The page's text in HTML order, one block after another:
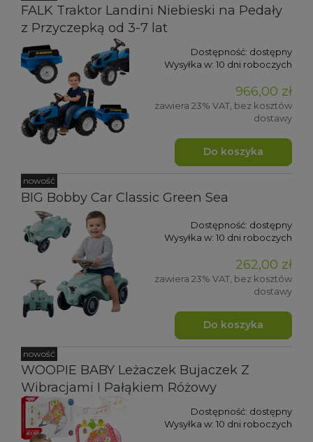
FALK Traktor Landini Niebieski na Pedały
z Przyczepką od 3-7 lat
Dostępność: dostępny
Wysyłka w: 10 dni roboczych
966,00 zł
zawiera 23% VAT, bez kosztów
dostawy
Do koszyka
BIG Bobby Car Classic Green Sea
Dostępność: dostępny
Wysyłka w: 10 dni roboczych
262,00 zł
zawiera 23% VAT, bez kosztów
dostawy
Do koszyka
nowość
WOOPIE BABY Leżaczek Bujaczek Z
Wibracjami I Pałąkiem Różowy
Dostępność: dostępny
Wysyłka w: 10 dni roboczych
nowość